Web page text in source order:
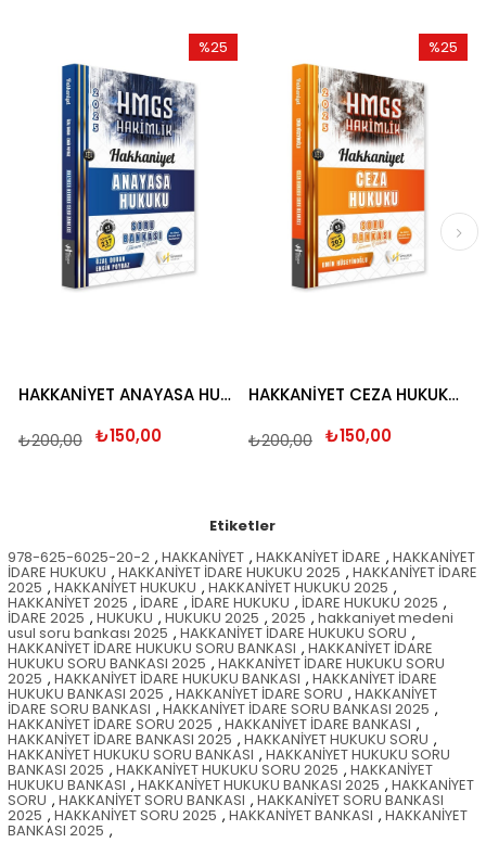
HAKKANİYET ANAYASA HUKUKU SORU BANKASI 2025
₺150,00
₺200,00
%25
%25İndirim
HAKKANİYET CEZA HUKUKU SORU BANKASI 2025
₺150,00
₺200,00
%25
Etiketler
978-625-6025-20-2 , HAKKANİYET , HAKKANİYET İDARE , HAKKANİYET
İDARE HUKUKU , HAKKANİYET İDARE HUKUKU 2025 , HAKKANİYET İDARE
2025 , HAKKANİYET HUKUKU , HAKKANİYET HUKUKU 2025 ,
HAKKANİYET 2025 , İDARE , İDARE HUKUKU , İDARE HUKUKU 2025 ,
İDARE 2025 , HUKUKU , HUKUKU 2025 , 2025 , hakkaniyet medeni
usul soru bankası 2025 , HAKKANİYET İDARE HUKUKU SORU ,
HAKKANİYET İDARE HUKUKU SORU BANKASI , HAKKANİYET İDARE
HUKUKU SORU BANKASI 2025 , HAKKANİYET İDARE HUKUKU SORU
2025 , HAKKANİYET İDARE HUKUKU BANKASI , HAKKANİYET İDARE
HUKUKU BANKASI 2025 , HAKKANİYET İDARE SORU , HAKKANİYET
İDARE SORU BANKASI , HAKKANİYET İDARE SORU BANKASI 2025 ,
HAKKANİYET İDARE SORU 2025 , HAKKANİYET İDARE BANKASI ,
HAKKANİYET İDARE BANKASI 2025 , HAKKANİYET HUKUKU SORU ,
HAKKANİYET HUKUKU SORU BANKASI , HAKKANİYET HUKUKU SORU
BANKASI 2025 , HAKKANİYET HUKUKU SORU 2025 , HAKKANİYET
HUKUKU BANKASI , HAKKANİYET HUKUKU BANKASI 2025 , HAKKANİYET
SORU , HAKKANİYET SORU BANKASI , HAKKANİYET SORU BANKASI
2025 , HAKKANİYET SORU 2025 , HAKKANİYET BANKASI , HAKKANİYET
BANKASI 2025 ,